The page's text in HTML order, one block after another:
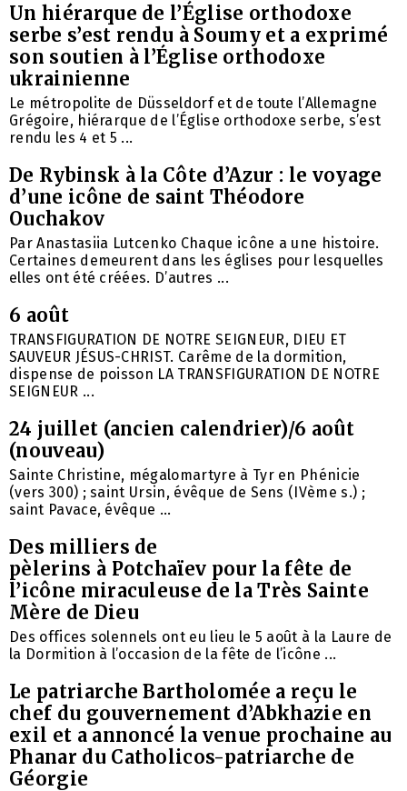
Un hiérarque de l’Église orthodoxe
serbe s’est rendu à Soumy et a exprimé
son soutien à l’Église orthodoxe
ukrainienne
Le métropolite de Düsseldorf et de toute l’Allemagne
Grégoire, hiérarque de l’Église orthodoxe serbe, s’est
rendu les 4 et 5 ...
De Rybinsk à la Côte d’Azur : le voyage
d’une icône de saint Théodore
Ouchakov
Par Anastasiia Lutcenko Chaque icône a une histoire.
Certaines demeurent dans les églises pour lesquelles
elles ont été créées. D’autres ...
6 août
TRANSFIGURATION DE NOTRE SEIGNEUR, DIEU ET
SAUVEUR JÉSUS-CHRIST. Carême de la dormition,
dispense de poisson LA TRANSFIGURATION DE NOTRE
SEIGNEUR ...
24 juillet (ancien calendrier)/6 août
(nouveau)
Sainte Christine, mégalomartyre à Tyr en Phénicie
(vers 300) ; saint Ursin, évêque de Sens (IVème s.) ;
saint Pavace, évêque ...
Des milliers de
pèlerins à Potchaïev pour la fête de
l’icône miraculeuse de la Très Sainte
Mère de Dieu
Des offices solennels ont eu lieu le 5 août à la Laure de
la Dormition à l’occasion de la fête de l’icône ...
Le patriarche Bartholomée a reçu le
chef du gouvernement d’Abkhazie en
exil et a annoncé la venue prochaine au
Phanar du Catholicos-patriarche de
Géorgie